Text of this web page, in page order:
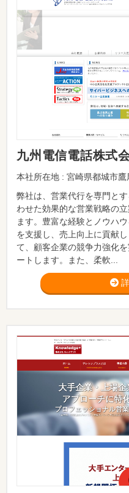
九州電信電話株式
本社所在地 : 宮崎県都城市
弊社は、営業代行を専門と
わせた効果的な営業戦略の
ます。豊富な経験とノウハ
を支援し、売上向上に貢献
て、顧客企業の競争力強化
ートします。また、柔軟...